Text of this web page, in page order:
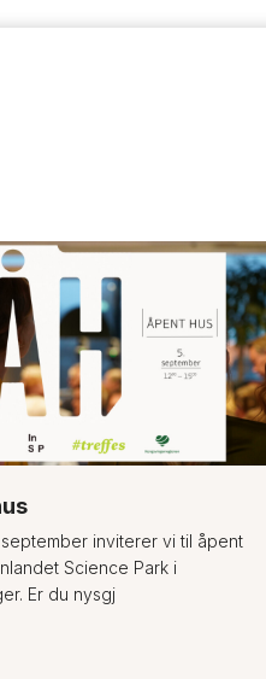
inviterer vi til åpent
Science Park i
Er du nysgj